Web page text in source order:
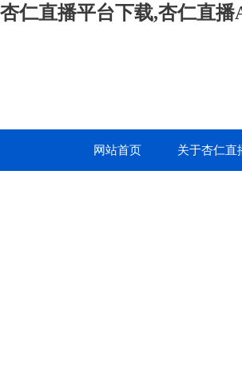
杏仁直播平台下载,杏仁直
网站首页 关于杏仁直